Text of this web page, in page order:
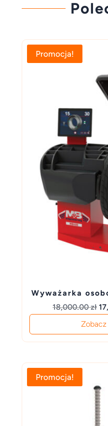
Promocja!
Wyważarka
18,000.00zł
Promocja!